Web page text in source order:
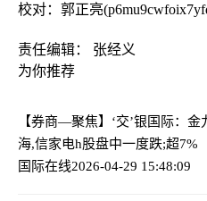
校对：郭正亮
责任编辑： 张经义
为你推荐
【券商—聚焦】‘交’银国际：
海,信家电h股盘中一度跌;超7%
国际在线2026-04-29 15:48:09